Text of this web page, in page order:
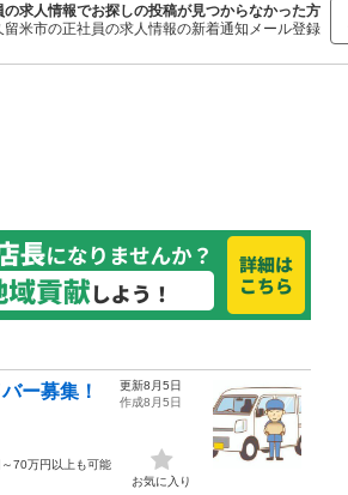
求人情報でお探しの投稿が見つからなかった方
留米市の正社員の求人情報の新着通知メール登録
ー募集！
70万円以上も可能
更新8月5日
作成8月5日
お気に入り